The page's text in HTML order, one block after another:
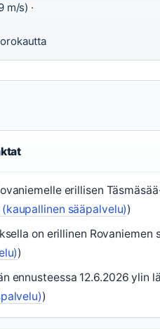
m/s) ·
erillisen
(kaupallinen sääpalvelu))
on erillinen Rovaniemen
)
ennusteessa 12.6.2026 ylin
)